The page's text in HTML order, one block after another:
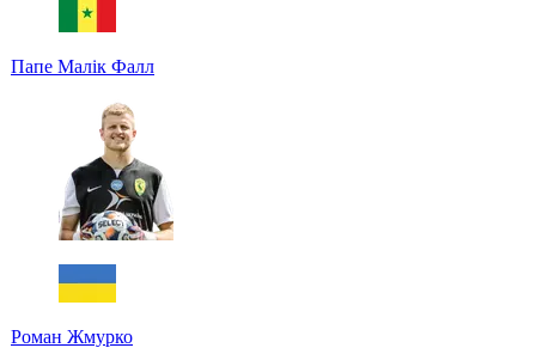
Папе Малік Фалл
Роман Жмурко